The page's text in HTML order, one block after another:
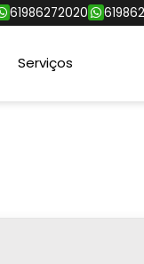
61986272020
Serviços